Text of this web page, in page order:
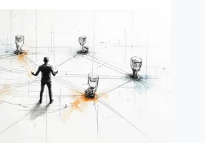
이
트
비
교,
ChatGPT·Claude·Gemini
뭘